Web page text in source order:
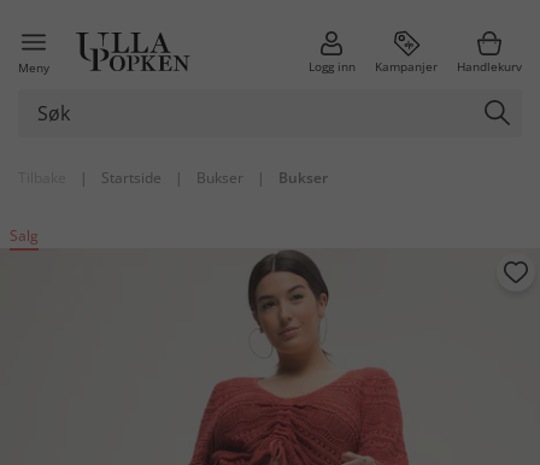
Meny Logg inn Kampanjer Handlekurv
| Startside | Bukser | Bukser
Salg